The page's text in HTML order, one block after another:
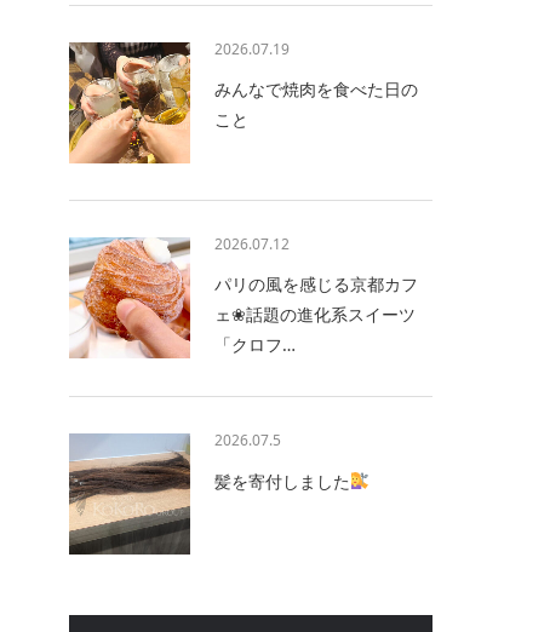
2026.07.19
みんなで焼肉を食べた日の
こと
2026.07.12
パリの風を感じる京都カフ
ェ❀話題の進化系スイーツ
「クロフ…
2026.07.5
髪を寄付しました